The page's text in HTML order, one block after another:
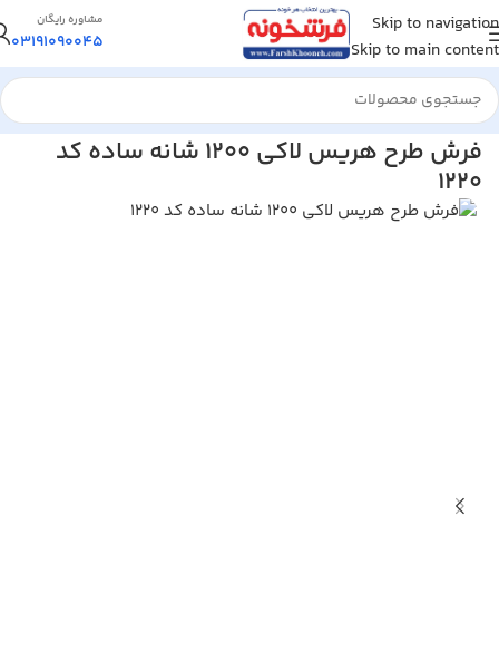
Skip to navigation
Skip to main content
مشاوره رایگان
03191090045
خانه/فرش ماشینی/فرش 1200 شانه
فرش طرح هریس لاکی 1200 شانه ساده کد
1220